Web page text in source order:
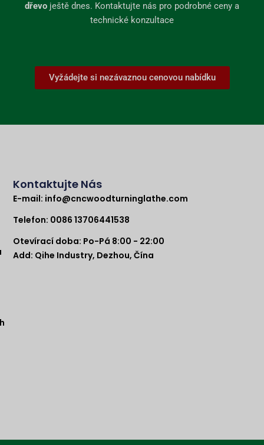
dřevo ještě dnes. Kontaktujte nás pro podrobné ceny a
technické konzultace
Vyžádejte si nezávaznou cenovou nabídku
Kontaktujte Nás
E-mail: info@cncwoodturninglathe.com
Telefon: 0086 13706441538
Otevírací doba: Po-Pá 8:00 - 22:00
Add: Qihe Industry, Dezhou, Čína